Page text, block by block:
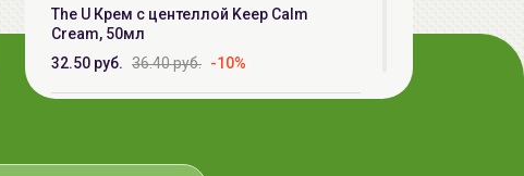
The U Крем с центеллой Keep Calm
Cream, 50мл
32.50 руб. 36.40 руб. -10%
aкция